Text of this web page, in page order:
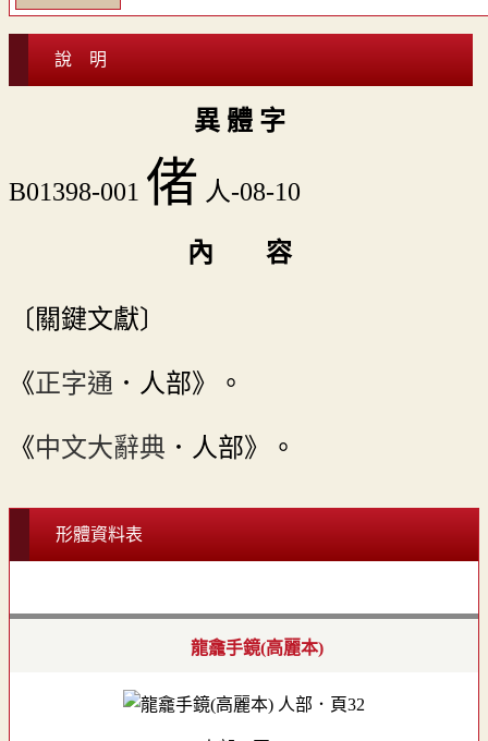
說 明
異 體 字
B01398-001 偖 人-08-10
內 容
〔關鍵文獻〕
《正字通 ．人部》。
《中文大辭典 ．人部》。
形體資料表
龍龕手鏡(高麗本)